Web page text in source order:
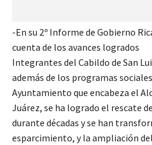
-En su 2º Informe de Gobierno
cuenta de los avances logrados
Integrantes del Cabildo de San
además de los programas
Ayuntamiento que encabeza el
Juárez, se ha logrado el rescate
durante décadas y se han
esparcimiento, y la ampliación